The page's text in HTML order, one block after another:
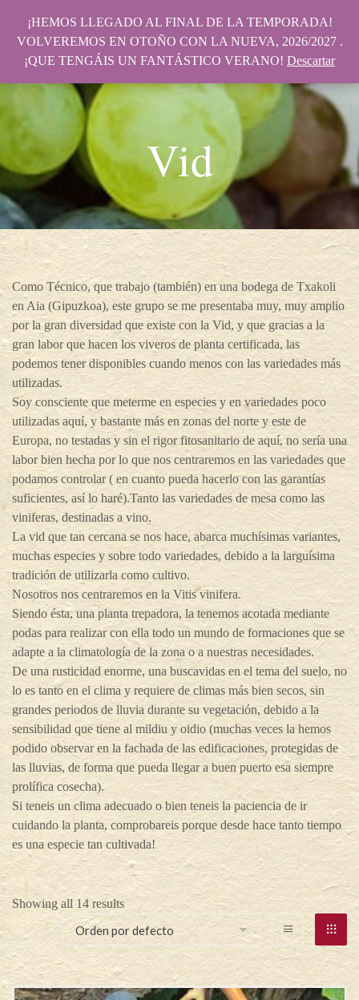
Vid
Como Técnico, que trabajo (también) en una bodega de Txakoli
en Aia (Gipuzkoa), este grupo se me presentaba muy, muy amplio
por la gran diversidad que existe con la Vid, y que gracias a la
gran labor que hacen los viveros de planta certificada, las
podemos tener disponibles cuando menos con las variedades más
utilizadas.
Soy consciente que meterme en especies y en variedades poco
utilizadas aquí, y bastante más en zonas del norte y este de
Europa, no testadas y sin el rigor fitosanitario de aquí, no sería una
labor bien hecha por lo que nos centraremos en las variedades que
podamos controlar ( en cuanto pueda hacerlo con las garantías
suficientes, así lo haré).Tanto las variedades de mesa como las
viniferas, destinadas a vino.
La vid que tan cercana se nos hace, abarca muchísimas variantes,
muchas especies y sobre todo variedades, debido a la larguísima
tradición de utilizarla como cultivo.
Nosotros nos centraremos en la Vitis vinifera.
Siendo ésta, una planta trepadora, la tenemos acotada mediante
podas para realizar con ella todo un mundo de formaciones que se
adapte a la climatología de la zona o a nuestras necesidades.
De una rusticidad enorme, una buscavidas en el tema del suelo, no
lo es tanto en el clima y requiere de climas más bien secos, sin
grandes periodos de lluvia durante su vegetación, debido a la
sensibilidad que tiene al mildiu y oidio (muchas veces la hemos
podido observar en la fachada de las edificaciones, protegidas de
las lluvias, de forma que pueda llegar a buen puerto esa siempre
prolífica cosecha).
Si teneis un clima adecuado o bien teneis la paciencia de ir
cuidando la planta, comprobareis porque desde hace tanto tiempo
es una especie tan cultivada!
Showing all 14 results
¡HEMOS LLEGADO AL FINAL DE LA TEMPORADA!
VOLVEREMOS EN OTOÑO CON LA NUEVA, 2026/2027 .
¡QUE TENGÁIS UN FANTÁSTICO VERANO! Descartar